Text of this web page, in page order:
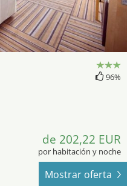
96%
de 202,22 EUR
por habitación y noche
Mostrar oferta